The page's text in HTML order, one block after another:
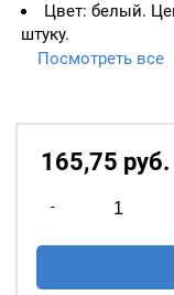
Цвет: белый.
штуку.
обеспечивает
линий на ткань. Для
требуется точилка.
аккуратно
вниз вдоль стержня.
Посмотреть все
165,75 руб.
-
товара
Карандаш